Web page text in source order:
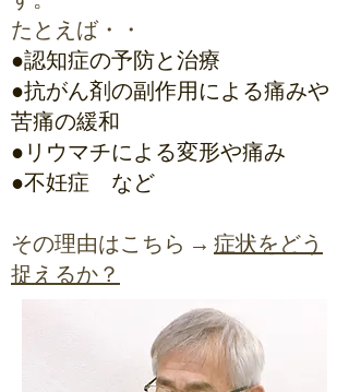
たとえば・・
●認知症の予防と治療
●抗がん剤の副作用による痛みや
苦痛の緩和
●リウマチによる変形や痛み
●不妊症 など
その理由はこちら → 症状をどう
捉えるか？